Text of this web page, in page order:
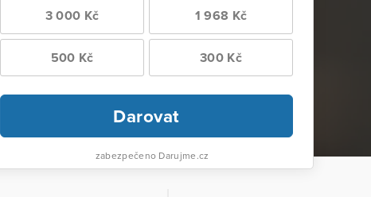
3 000 Kč 1 968 Kč
500 Kč 300 Kč
Darovat
zabezpečeno Darujme.cz